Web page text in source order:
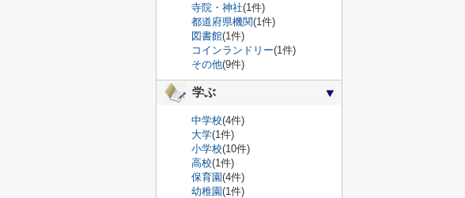
寺院・神社(1件)
都道府県機関(1件)
図書館(1件)
コインランドリー(1件)
その他(9件)
学ぶ
中学校(4件)
大学(1件)
小学校(10件)
高校(1件)
保育園(4件)
幼稚園(1件)